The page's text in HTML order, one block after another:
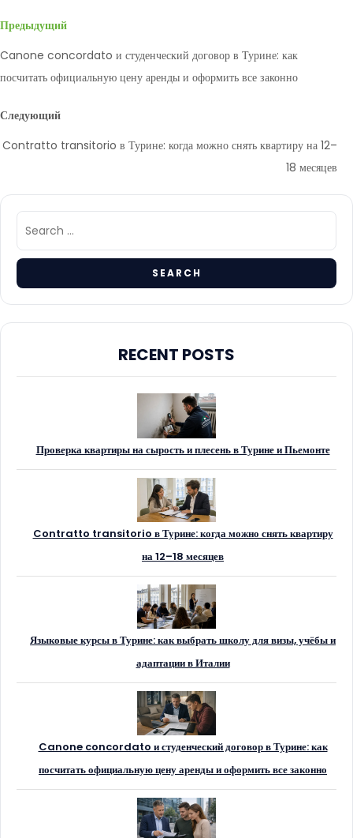
Предыдущий
Canone concordato и студенческий договор в Турине: как
посчитать официальную цену аренды и оформить все законно
Следующий
Contratto transitorio в Турине: когда можно снять квартиру на 12–
18 месяцев
RECENT POSTS
Проверка квартиры на сырость и плесень в Турине и Пьемонте
Contratto transitorio в Турине: когда можно снять квартиру
на 12–18 месяцев
Языковые курсы в Турине: как выбрать школу для визы, учёбы и
адаптации в Италии
Canone concordato и студенческий договор в Турине: как
посчитать официальную цену аренды и оформить все законно